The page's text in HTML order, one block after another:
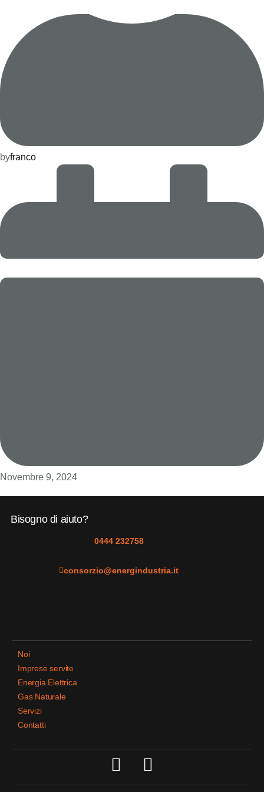
byfranco
Novembre 9, 2024
Bisogno di aiuto?
0444 232758
consorzio@energindustria.it
Noi
Imprese servite
Energia Elettrica
Gas Naturale
Servizi
Contatti